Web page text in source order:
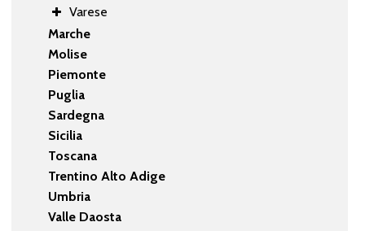
Varese
Marche
Molise
Piemonte
Puglia
Sardegna
Sicilia
Toscana
Trentino Alto Adige
Umbria
Valle Daosta